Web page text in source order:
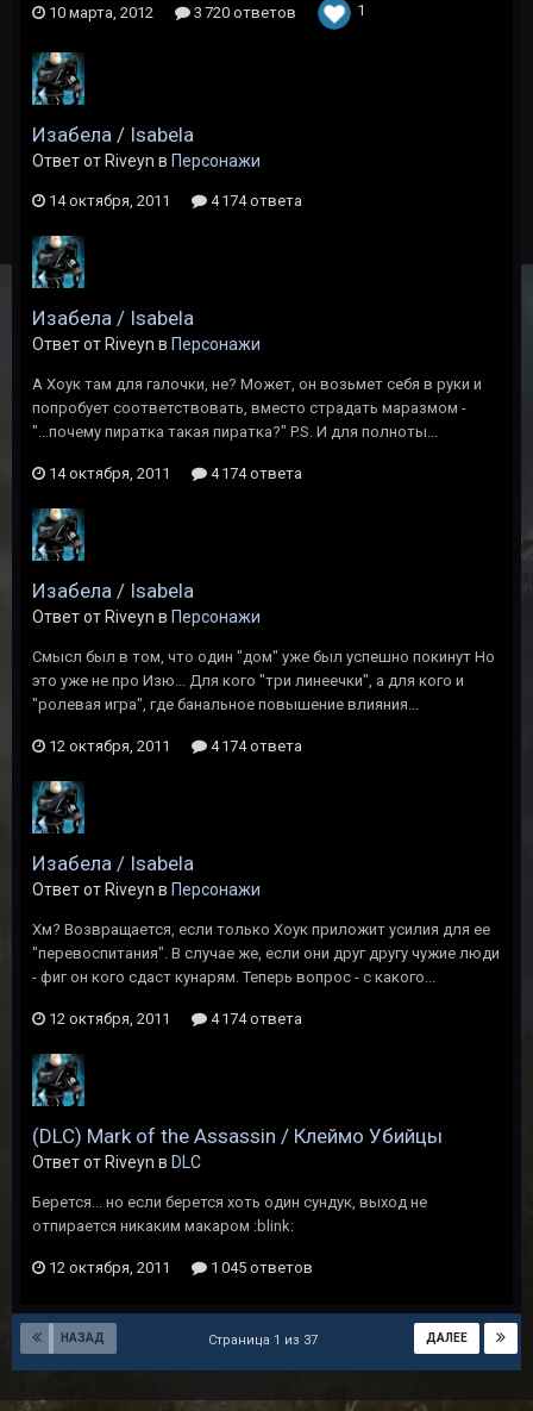
10 марта, 2012 3 720 ответов 1
Изабела / Isabela
Ответ от Riveyn в Персонажи
14 октября, 2011 4 174 ответа
Изабела / Isabela
Ответ от Riveyn в Персонажи
А Хоук там для галочки, не? Может, он возьмет себя в руки и
попробует соответствовать, вместо страдать маразмом -
"...почему пиратка такая пиратка?" P.S. И для полноты...
14 октября, 2011 4 174 ответа
Изабела / Isabela
Ответ от Riveyn в Персонажи
Смысл был в том, что один "дом" уже был успешно покинут Но
это уже не про Изю... Для кого "три линеечки", а для кого и
"ролевая игра", где банальное повышение влияния...
12 октября, 2011 4 174 ответа
Изабела / Isabela
Ответ от Riveyn в Персонажи
Хм? Возвращается, если только Хоук приложит усилия для ее
"перевоспитания". В случае же, если они друг другу чужие люди
- фиг он кого сдаст кунарям. Теперь вопрос - с какого...
12 октября, 2011 4 174 ответа
(DLC) Mark of the Assassin / Клеймо Убийцы
Ответ от Riveyn в DLC
Берется... но если берется хоть один сундук, выход не
отпирается никаким макаром :blink:
12 октября, 2011 1 045 ответов
НАЗАД ДАЛЕЕ
Страница 1 из 37